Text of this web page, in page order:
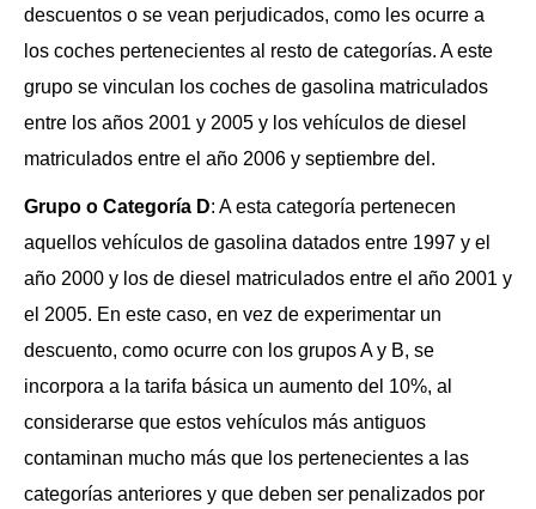
descuentos o se vean perjudicados, como les ocurre a
los coches pertenecientes al resto de categorías. A este
grupo se vinculan los coches de gasolina matriculados
entre los años 2001 y 2005 y los vehículos de diesel
matriculados entre el año 2006 y septiembre del.
Grupo o Categoría D: A esta categoría pertenecen
aquellos vehículos de gasolina datados entre 1997 y el
año 2000 y los de diesel matriculados entre el año 2001 y
el 2005. En este caso, en vez de experimentar un
descuento, como ocurre con los grupos A y B, se
incorpora a la tarifa básica un aumento del 10%, al
considerarse que estos vehículos más antiguos
contaminan mucho más que los pertenecientes a las
categorías anteriores y que deben ser penalizados por